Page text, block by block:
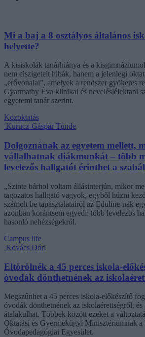
Mi a baj a 8 osztályos általános
helyette?
A kisiskolák tanárhiánya és a
nem elszigetelt hibák, hanem a jelenlegi
„erővonalai”, amelyek a rendszer gyökeres
Gyarmathy Éva klinikai és neveléslélektani
egyetemi tanár szerint.
Közoktatás
Kurucz-Gáspár Tünde
Dolgoznának az egyetem mellett,
vállalhatnak diákmunkát – több
levelezős hallgatót érinthet a
„Szinte bárhol voltam állásinterjún, mikor
tagozatos hallgató vagyok, egyből húzni
számolt be tapasztalatairól az Eduline-nak
azonban korántsem egyedi: több levelezős
hasonló nehézségekről.
Campus life
Kovács Dóri
Eltörölnék a 45 perces iskola-
óvodák dönthetnének az
Megszűnhet a 45 perces iskola-előkészítő
óvodák dönthetnének az iskolaérettségről,
átalakulhat. Többek között ezeket a
Oktatási és Gyermekügyi Minisztériumnak a
Óvodapedagógiai Egyesület.